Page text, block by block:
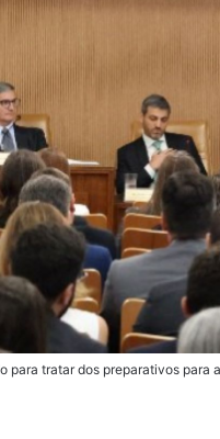
tratar dos preparativos para